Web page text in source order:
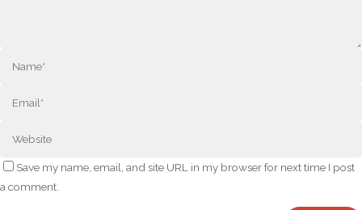
Save my name, email, and site URL in my browser for next time I post
a comment.